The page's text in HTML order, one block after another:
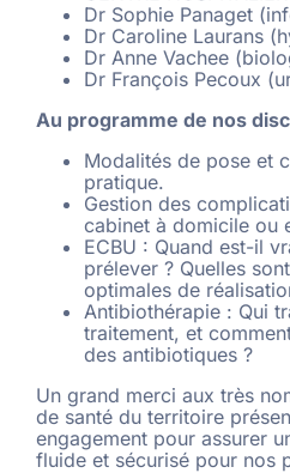
Dr Sophie Panaget
Dr Caroline Laurans
Dr Anne Vachee
Dr François Pecoux
Au programme de nos
Modalités de pose et
pratique.
Gestion des
cabinet à domicile ou
ECBU : Quand est-il
prélever ? Quelles
optimales de
Antibiothérapie : Qui
traitement, et
des antibiotiques ?
Un grand merci aux très
de santé du territoire
engagement pour assurer
fluide et sécurisé pour nos